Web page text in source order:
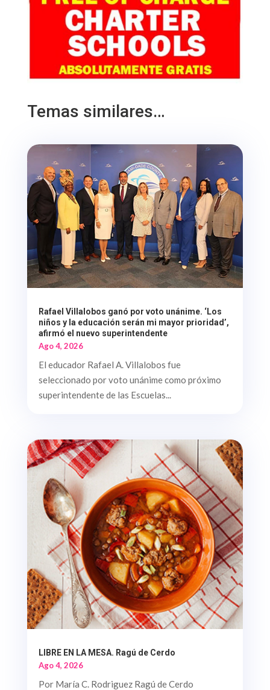
Temas similares…
Rafael Villalobos ganó por voto unánime. ‘Los
niños y la educación serán mi mayor prioridad’,
afirmó el nuevo superintendente
Ago 4, 2026
El educador Rafael A. Villalobos fue
seleccionado por voto unánime como próximo
superintendente de las Escuelas...
LIBRE EN LA MESA. Ragú de Cerdo
Ago 4, 2026
Por María C. Rodriguez Ragú de Cerdo